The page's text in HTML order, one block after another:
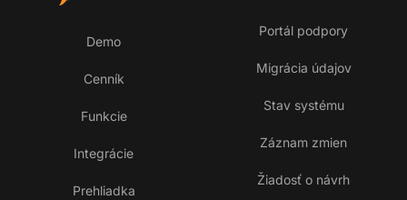
Demo
Cenník
Funkcie
Integrácie
Prehliadka
Portál podpory
Migrácia údajov
Stav systému
Záznam zmien
Žiadosť o návrh